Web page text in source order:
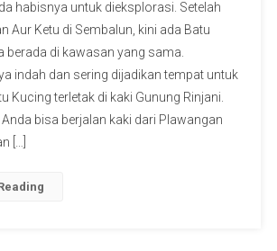
habisnya untuk dieksplorasi. Setelah
Aur Ketu di Sembalun, kini ada Batu
berada di kawasan yang sama.
indah dan sering dijadikan tempat untuk
Kucing terletak di kaki Gunung Rinjani.
bisa berjalan kaki dari Plawangan
[…]